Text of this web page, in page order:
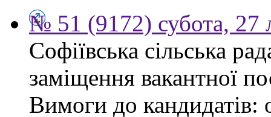
№ 51 (9172) субота, 27
Софіївська сільська
заміщення вакантної
Вимоги до кандидатів: